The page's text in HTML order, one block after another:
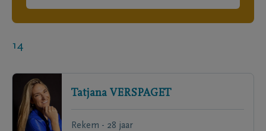
14
Tatjana VERSPAGET
Rekem - 28 jaar